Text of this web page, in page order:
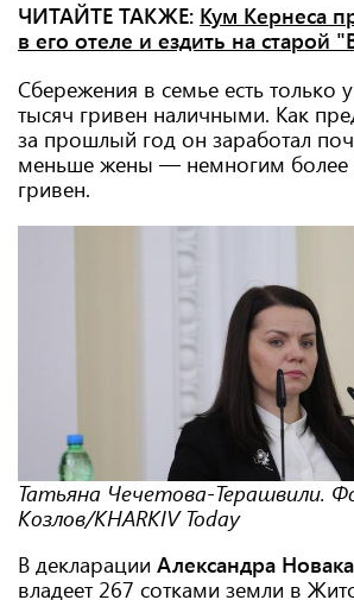
ЧИТАЙТЕ ТАКЖЕ: Кум Кернеса
в его отеле и ездить на старой
Сбережения в семье есть только
тысяч гривен наличными. Как
за прошлый год он заработал
меньше жены — немногим более
гривен.
Татьяна Чечетова-Терашвили.
Козлов/KHARKIV Today
В декларации Александра Новака
владеет 267 сотками земли в